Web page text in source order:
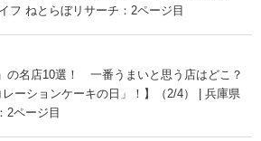
フ ねとらぼリサーチ：2ページ目
の名店10選！ 一番うまいと思う店はどこ？
レーションケーキの日」！】（2/4） | 兵庫県
2ページ目